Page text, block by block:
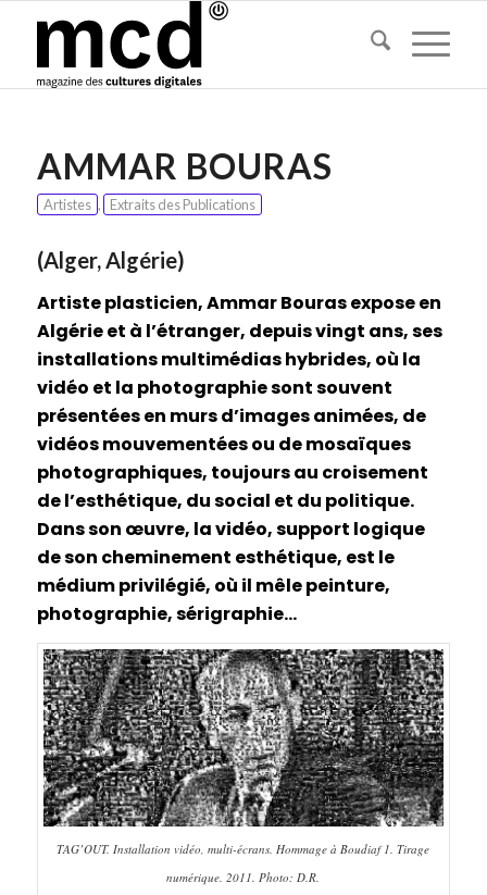
AMMAR BOURAS
Artistes , Extraits des Publications
(Alger, Algérie)
Artiste plasticien, Ammar Bouras expose en
Algérie et à l’étranger, depuis vingt ans, ses
installations multimédias hybrides, où la
vidéo et la photographie sont souvent
présentées en murs d’images animées, de
vidéos mouvementées ou de mosaïques
photographiques, toujours au croisement
de l’esthétique, du social et du politique.
Dans son œuvre, la vidéo, support logique
de son cheminement esthétique, est le
médium privilégié, où il mêle peinture,
photographie, sérigraphie…
TAG’OUT. Installation vidéo, multi-écrans. Hommage à Boudiaf 1. Tirage
numérique. 2011. Photo: D.R.